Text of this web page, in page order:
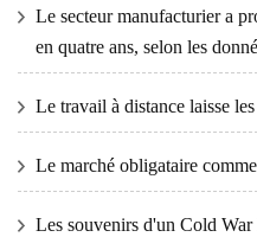
Le secteur manufacturier a
en quatre ans, selon les
Le travail à distance laisse
Le marché obligataire
Les souvenirs d'un Cold